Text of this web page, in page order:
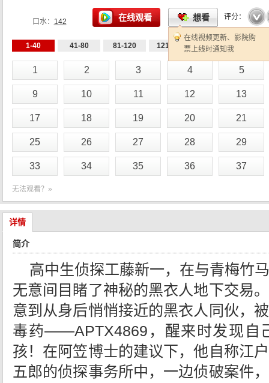
口水： 142 在线观看 想看
在线视频更新、影院购
票上线时通知我
评分：
☆ ☆ ☆ ☆ ☆
1-40 41-80 81-120 121-160 … 561-600
1 2 3 4 5
9 10 11 12 13
17 18 19 20 21
25 26 27 28 29
33 34 35 36 37
无法观看？»
详情
简介
高中生侦探工藤新一，在与青梅竹
无意间目睹了神秘的黑衣人地下交易
意到从身后悄悄接近的黑衣人同伙，
毒药——APTX4869，醒来时发现自
孩！在阿笠博士的建议下，他自称江
五郎的侦探事务所中，一边侦破案件